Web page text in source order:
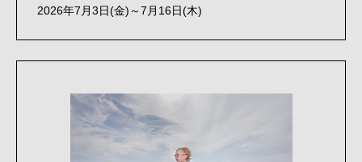
2026年7月3日(金)～7月16日(木)